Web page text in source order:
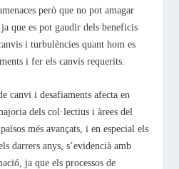
però que no pot amagar
que es pot gaudir dels beneficis
i turbulències quant hom es
i fer els canvis requerits.
canvi i desafiaments afecta en
dels col·lectius i àrees del
més avançats, i en especial els
darrers anys, s’evidencià amb
ja que els processos de